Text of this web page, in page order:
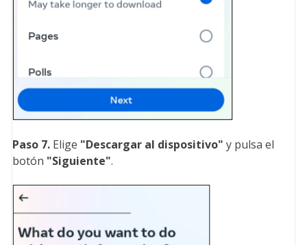
Paso 7.Elige "Descargar al dispositivo" y pulsa el
botón "Siguiente".